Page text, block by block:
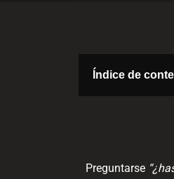
Índice de
Preguntarse